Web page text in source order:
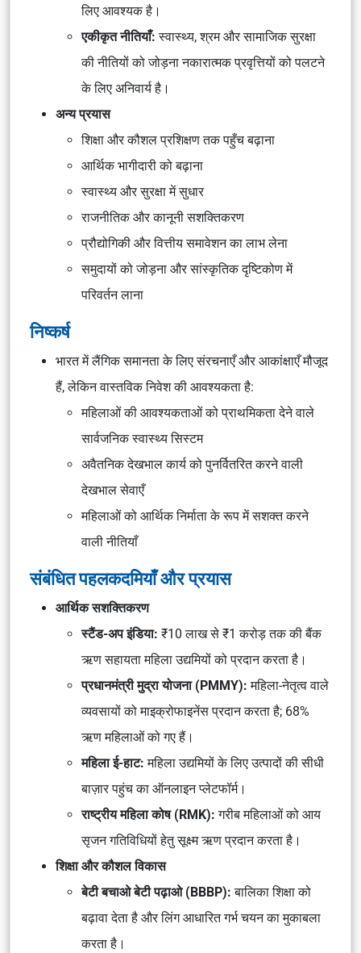
लिए आवश्यक है।
एकीकृत नीतियाँ:स्वास्थ्य, श्रम और सामाजिक सुरक्षा
की नीतियों को जोड़ना नकारात्मक प्रवृत्तियों को पलटने
के लिए अनिवार्य है।
अन्य प्रयास
शिक्षा और कौशल प्रशिक्षण तक पहुँच बढ़ाना
आर्थिक भागीदारी को बढ़ाना
स्वास्थ्य और सुरक्षा में सुधार
राजनीतिक और कानूनी सशक्तिकरण
प्रौद्योगिकी और वित्तीय समावेशन का लाभ लेना
समुदायों को जोड़ना और सांस्कृतिक दृष्टिकोण में
परिवर्तन लाना
निष्कर्ष
भारत में लैंगिक समानता के लिएसंरचनाएँ और आकांक्षाएँमौजूद
हैं, लेकिन वास्तविक निवेश की आवश्यकता है:
महिलाओं की आवश्यकताओं को प्राथमिकता देने वाले
सार्वजनिक स्वास्थ्य सिस्टम
अवैतनिक देखभाल कार्य कोपुनर्वितरितकरने वाली
देखभाल सेवाएँ
महिलाओं को आर्थिक निर्माताके रूप में सशक्त करने
वाली नीतियाँ
संबंधित पहलकदमियाँ और प्रयास
आर्थिक सशक्तिकरण
स्टैंड-अप इंडिया: ₹10 लाख से ₹1 करोड़ तक की बैंक
ऋण सहायता महिला उद्यमियों को प्रदान करता है।
प्रधानमंत्री मुद्रा योजना (PMMY):महिला-नेतृत्व वाले
व्यवसायों को माइक्रोफाइनेंस प्रदान करता है; 68%
ऋण महिलाओं को गए हैं।
महिला ई-हाट:महिला उद्यमियों के लिए उत्पादों कीसीधी
बाज़ार पहुंचका ऑनलाइन प्लेटफॉर्म।
राष्ट्रीय महिला कोष (RMK):गरीब महिलाओं को आय
सृजन गतिविधियों हेतुसूक्ष्म ऋणप्रदान करता है।
शिक्षा और कौशल विकास
बेटी बचाओ बेटी पढ़ाओ (BBBP): बालिका शिक्षाको
बढ़ावा देता है औरलिंग आधारित गर्भ चयनका मुकाबला
करता है।